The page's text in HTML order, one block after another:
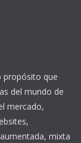
propósito que
del mundo de
mercado,
mixta